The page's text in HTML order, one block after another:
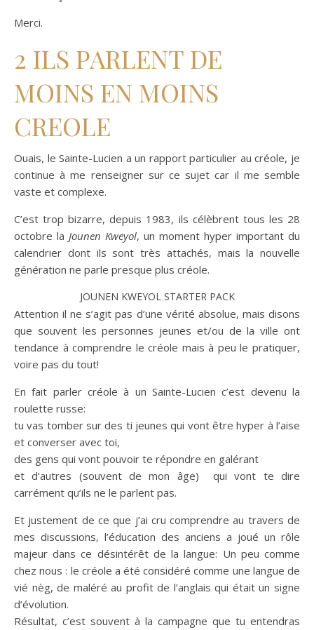
Merci.
2 ILS PARLENT DE
MOINS EN MOINS
CREOLE
Ouais, le Sainte-Lucien a un rapport particulier au créole, je
continue à me renseigner sur ce sujet car il me semble
vaste et complexe.
C’est trop bizarre, depuis 1983, ils célèbrent tous les 28
octobre la Jounen Kweyol, un moment hyper important du
calendrier dont ils sont très attachés, mais la nouvelle
génération ne parle presque plus créole.
JOUNEN KWEYOL STARTER PACK
Attention il ne s’agit pas d’une vérité absolue, mais disons
que souvent les personnes jeunes et/ou de la ville ont
tendance à comprendre le créole mais à peu le pratiquer,
voire pas du tout!
En fait parler créole à un Sainte-Lucien c’est devenu la
roulette russe:
tu vas tomber sur des ti jeunes qui vont être hyper à l’aise
et converser avec toi,
des gens qui vont pouvoir te répondre en galérant
et d’autres (souvent de mon âge) qui vont te dire
carrément qu’ils ne le parlent pas.
Et justement de ce que j’ai cru comprendre au travers de
mes discussions, l’éducation des anciens a joué un rôle
majeur dans ce désintérêt de la langue: Un peu comme
chez nous : le créole a été considéré comme une langue de
vié nèg, de maléré au profit de l’anglais qui était un signe
d’évolution.
Résultat, c’est souvent à la campagne que tu entendras